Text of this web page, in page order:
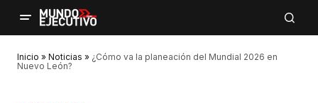
Inicio » Noticias » ¿Cómo va la planeación del Mundial 2026 en
Nuevo León?